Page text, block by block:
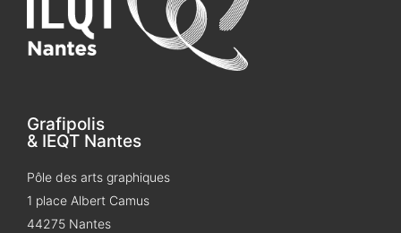
Grafipolis
& IEQT Nantes
Pôle des arts graphiques
1 place Albert Camus
44275 Nantes